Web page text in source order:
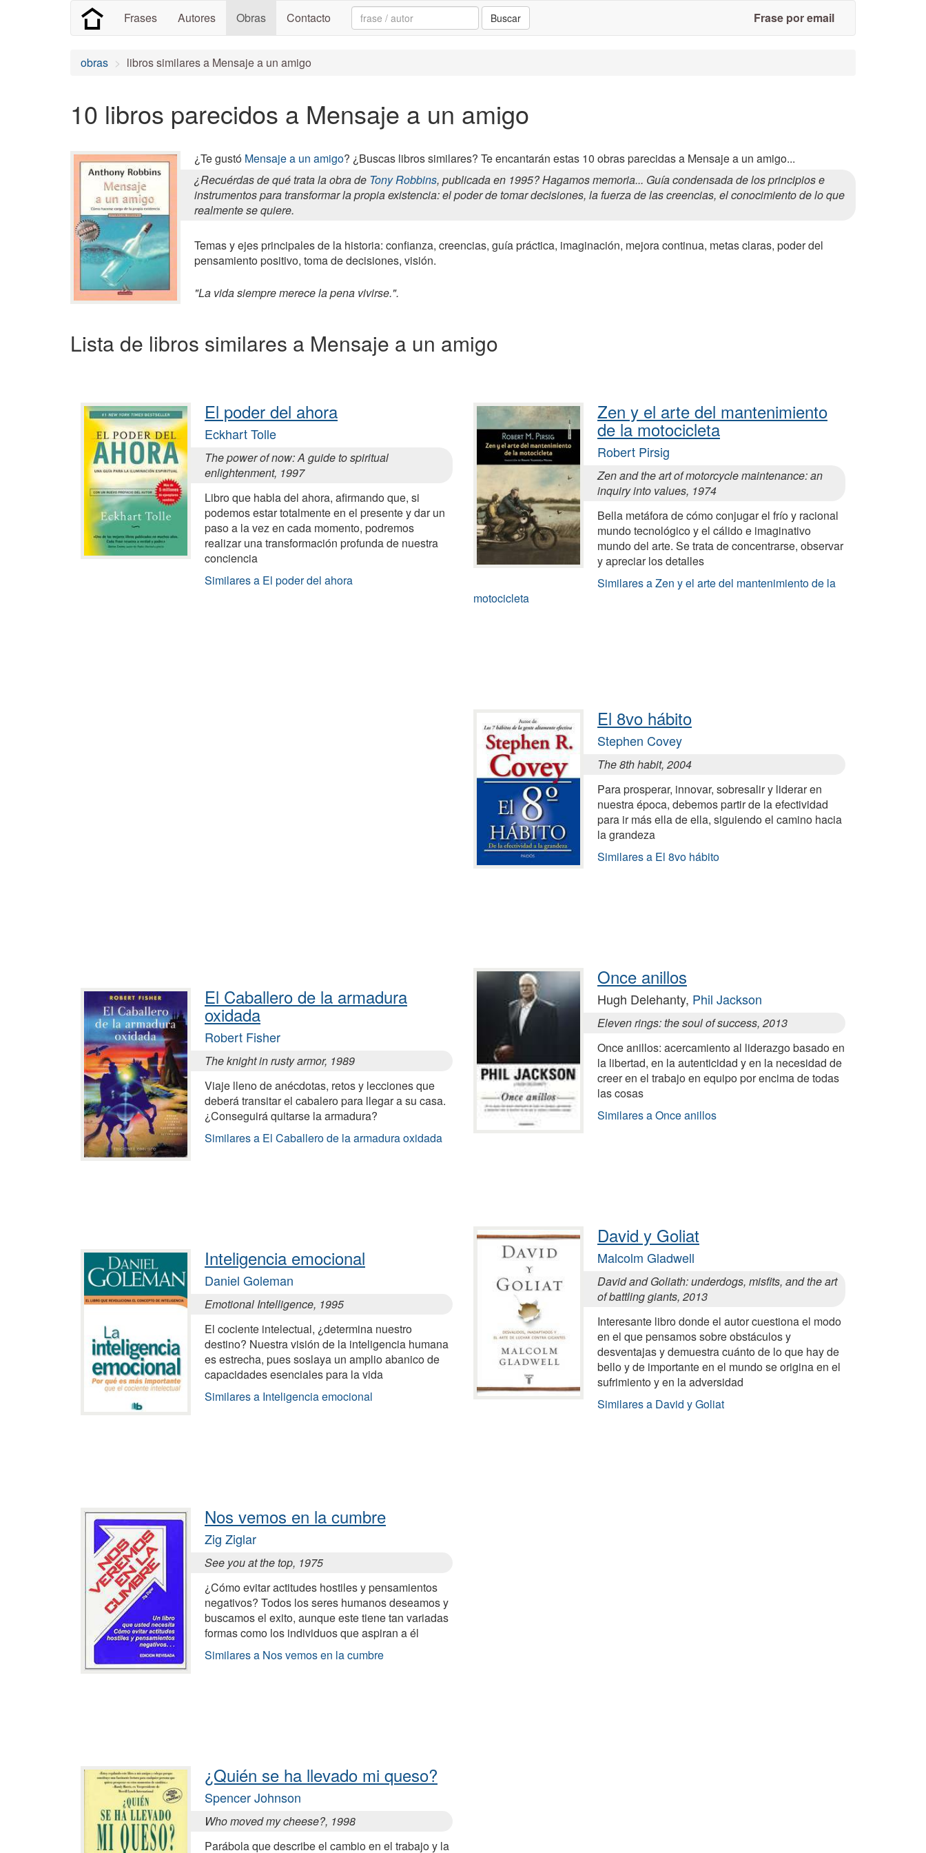
Frases Autores Obras Contacto Search: Buscar Frase por email
obras libros similares a Mensaje a un amigo
10 libros parecidos a Mensaje a un amigo
¿Te gustó Mensaje a un amigo? ¿Buscas libros similares? Te encantarán estas 10 obras parecidas a Mensaje a un amigo...
¿Recuérdas de qué trata la obra de Tony Robbins, publicada en 1995? Hagamos memoria... Guía condensada de los principios e
instrumentos para transformar la propia existencia: el poder de tomar decisiones, la fuerza de las creencias, el conocimiento de lo que
realmente se quiere.
Temas y ejes principales de la historia: confianza, creencias, guía práctica, imaginación, mejora continua, metas claras, poder del
pensamiento positivo, toma de decisiones, visión.
"La vida siempre merece la pena vivirse.".
Lista de libros similares a Mensaje a un amigo
El poder del ahora
Eckhart Tolle
The power of now: A guide to spiritual
enlightenment, 1997
Libro que habla del ahora, afirmando que, si
podemos estar totalmente en el presente y dar un
paso a la vez en cada momento, podremos
realizar una transformación profunda de nuestra
conciencia
Similares a El poder del ahora
El Caballero de la armadura
oxidada
Robert Fisher
The knight in rusty armor, 1989
Viaje lleno de anécdotas, retos y lecciones que
deberá transitar el cabalero para llegar a su casa.
¿Conseguirá quitarse la armadura?
Similares a El Caballero de la armadura oxidada
Inteligencia emocional
Daniel Goleman
Emotional Intelligence, 1995
El cociente intelectual, ¿determina nuestro
destino? Nuestra visión de la inteligencia humana
es estrecha, pues soslaya un amplio abanico de
capacidades esenciales para la vida
Similares a Inteligencia emocional
Nos vemos en la cumbre
Zig Ziglar
See you at the top, 1975
¿Cómo evitar actitudes hostiles y pensamientos
negativos? Todos los seres humanos deseamos y
buscamos el exito, aunque este tiene tan variadas
formas como los individuos que aspiran a él
Similares a Nos vemos en la cumbre
¿Quién se ha llevado mi queso?
Spencer Johnson
Who moved my cheese?, 1998
Parábola que describe el cambio en el trabajo y la
Zen y el arte del mantenimiento
de la motocicleta
Robert Pirsig
Zen and the art of motorcycle maintenance: an
inquiry into values, 1974
Bella metáfora de cómo conjugar el frío y racional
mundo tecnológico y el cálido e imaginativo
mundo del arte. Se trata de concentrarse, observar
y apreciar los detalles
Similares a Zen y el arte del mantenimiento de la
motocicleta
El 8vo hábito
Stephen Covey
The 8th habit, 2004
Para prosperar, innovar, sobresalir y liderar en
nuestra época, debemos partir de la efectividad
para ir más ella de ella, siguiendo el camino hacia
la grandeza
Similares a El 8vo hábito
Once anillos
Hugh Delehanty, Phil Jackson
Eleven rings: the soul of success, 2013
Once anillos: acercamiento al liderazgo basado en
la libertad, en la autenticidad y en la necesidad de
creer en el trabajo en equipo por encima de todas
las cosas
Similares a Once anillos
David y Goliat
Malcolm Gladwell
David and Goliath: underdogs, misfits, and the art
of battling giants, 2013
Interesante libro donde el autor cuestiona el modo
en el que pensamos sobre obstáculos y
desventajas y demuestra cuánto de lo que hay de
bello y de importante en el mundo se origina en el
sufrimiento y en la adversidad
Similares a David y Goliat